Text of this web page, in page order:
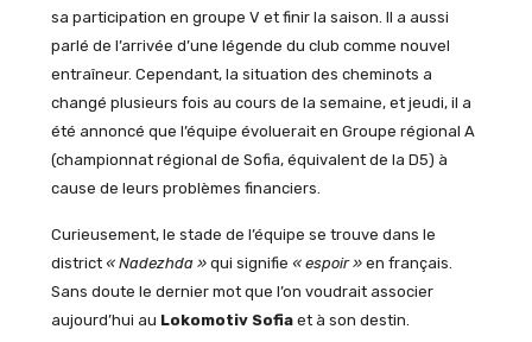
sa participation en groupe V et finir la saison. Il a aussi
parlé de l’arrivée d’une légende du club comme nouvel
entraîneur. Cependant, la situation des cheminots a
changé plusieurs fois au cours de la semaine, et jeudi, il a
été annoncé que l’équipe évoluerait en Groupe régional A
(championnat régional de Sofia, équivalent de la D5) à
cause de leurs problèmes financiers.
Curieusement, le stade de l’équipe se trouve dans le
district « Nadezhda »qui signifie « espoir »en français.
Sans doute le dernier mot que l’on voudrait associer
aujourd’hui au Lokomotiv Sofiaet à son destin.